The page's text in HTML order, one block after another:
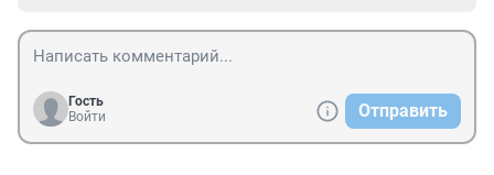
Гость
Войти
Отправить